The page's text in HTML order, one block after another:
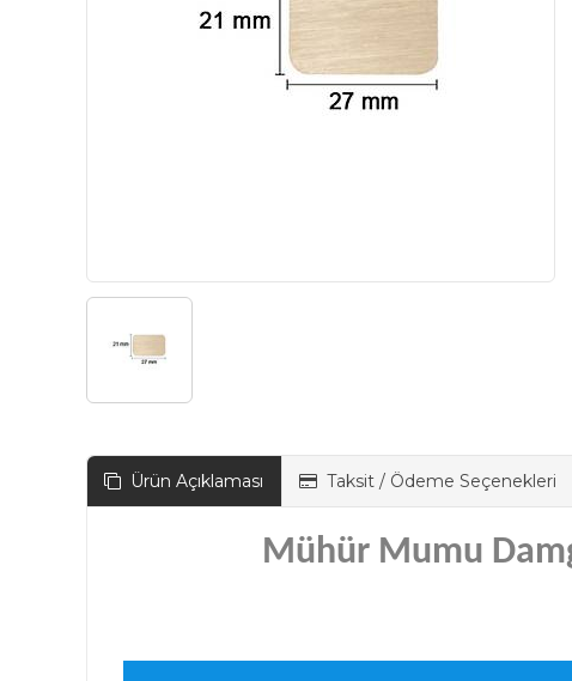
Ürün Açıklaması Taksit / Ödeme Seçenekleri
Mühür Mumu